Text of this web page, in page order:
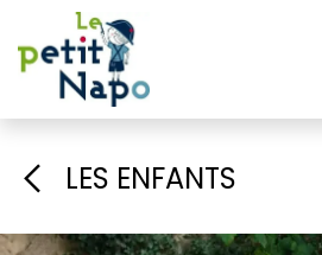
Skip to Content
LES ENFANTS